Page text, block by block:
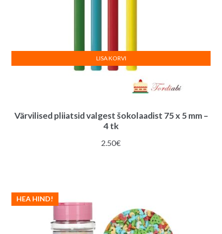
Värvilised pliiatsid valgest šokolaadist 75 x 5 mm –
4 tk
2.50€
LISA KORVI
HEA HIND!